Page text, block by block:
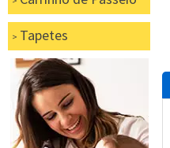
Tapetes